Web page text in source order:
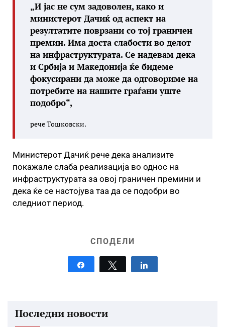
„И јас не сум задоволен, како и
министерот Дачиќ од аспект на
резултатите поврзани со тој граничен
премин. Има доста слабости во делот
на инфраструктурата. Се надевам дека
и Србија и Македонија ќе бидеме
фокусирани да може да одговориме на
потребите на нашите граѓани уште
подобро“,
рече Тошковски.
Министерот Дачиќ рече дека анализите
покажале слаба реализација во однос на
инфраструктурата за овој граничен премини и
дека ќе се настојува таа да се подобри во
следниот период.
СПОДЕЛИ
Tweet
Последни новости